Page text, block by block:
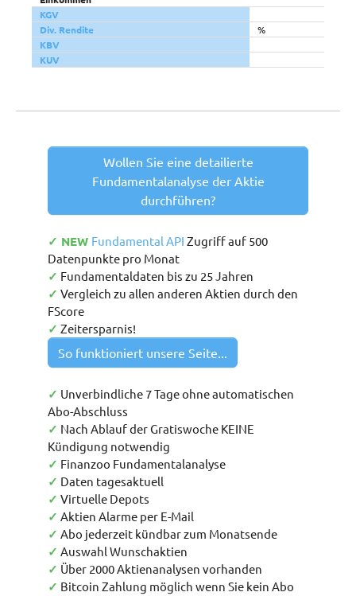
KGV
Div. Rendite
%
KBV
KUV
Wollen Sie eine detailierte
Fundamentalanalyse der Aktie
durchführen?
✓ NEW Fundamental API Zugriff auf 500
Datenpunkte pro Monat
✓ Fundamentaldaten bis zu 25 Jahren
✓ Vergleich zu allen anderen Aktien durch den
FScore
✓ Zeitersparnis!
So funktioniert unsere Seite...
✓ Unverbindliche 7 Tage ohne automatischen
Abo-Abschluss
✓ Nach Ablauf der Gratiswoche KEINE
Kündigung notwendig
✓ Finanzoo Fundamentalanalyse
✓ Daten tagesaktuell
✓ Virtuelle Depots
✓ Aktien Alarme per E-Mail
✓ Abo jederzeit kündbar zum Monatsende
✓ Auswahl Wunschaktien
✓ Über 2000 Aktienanalysen vorhanden
✓ Bitcoin Zahlung möglich wenn Sie kein Abo